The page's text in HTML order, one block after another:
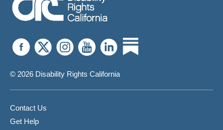
© 2026 Disability Rights California
Contact Us
Get Help